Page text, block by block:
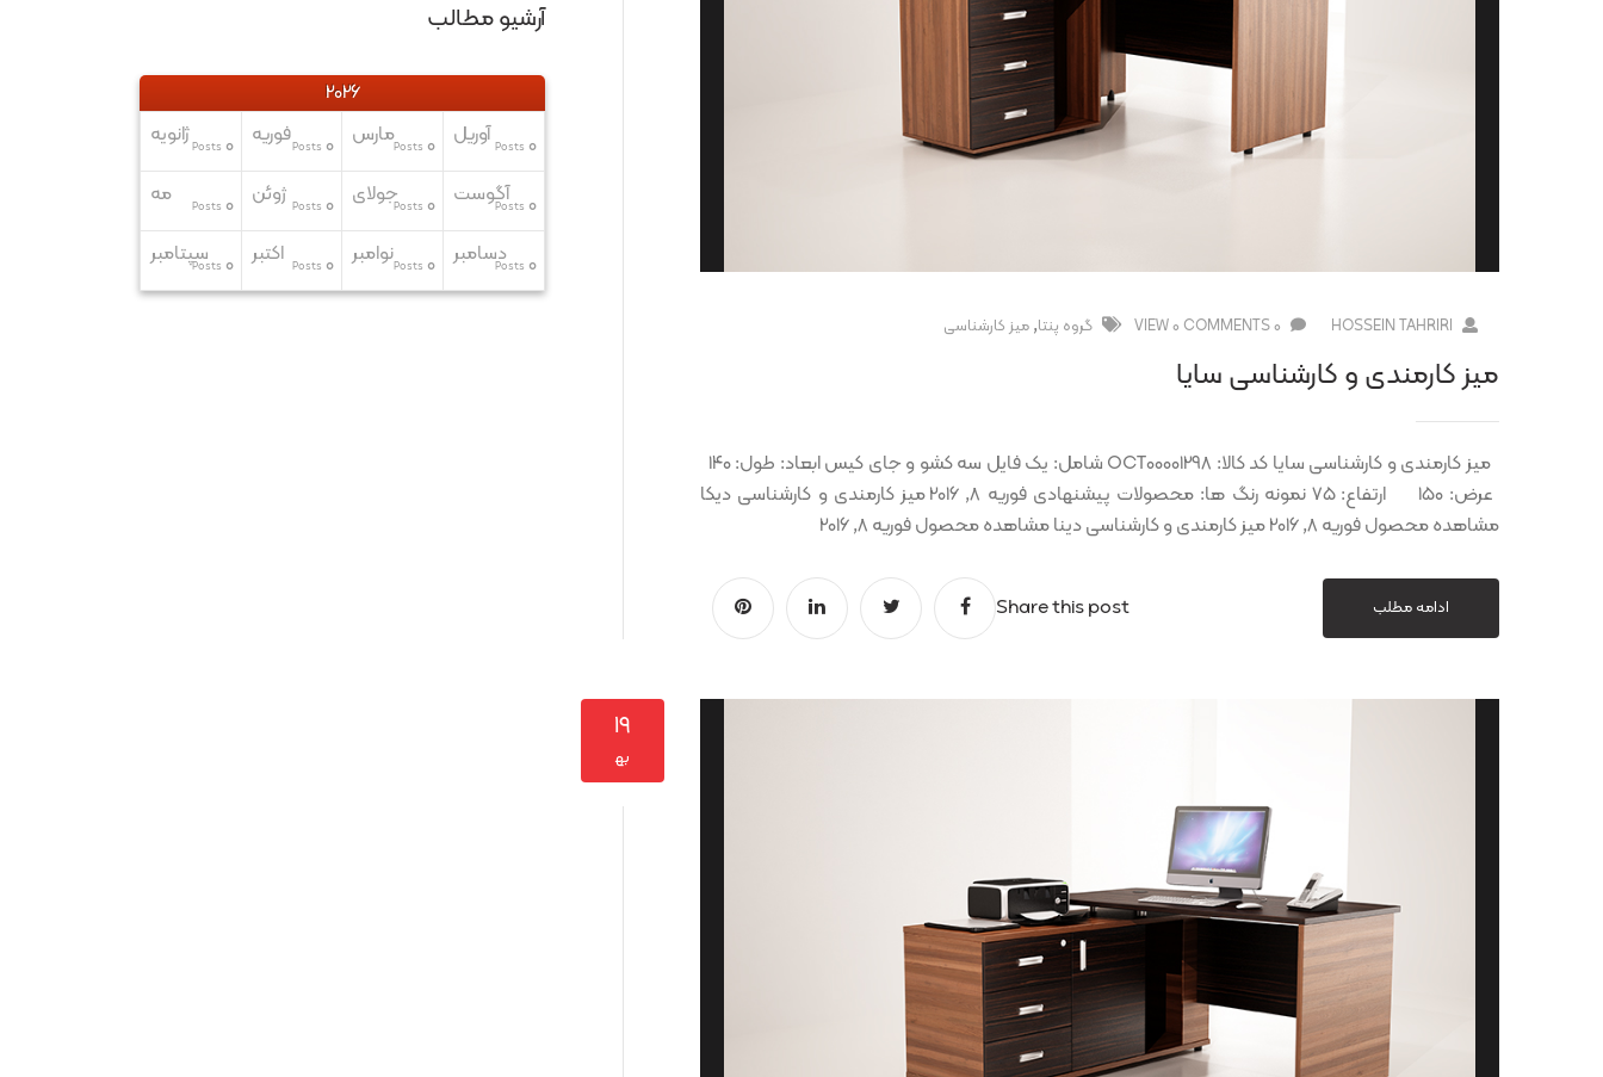
HOSSEIN TAHRIRI
0 COMMENTS
0 VIEW گروه پنتا, ميز کارشناسی
میز کارمندی و کارشناسی سایا
عرض: ۱۵۰ ارتفاع: ۷۵ نمونه رنگ ها: محصولات پیشنهادی فوریه 8, 2016 میز کارمندی و کارشناسی دیکا
مشاهده محصول فوریه 8, 2016 میز کارمندی و کارشناسی دینا مشاهده محصول فوریه 8, 2016
ادامه مطلب Share this post
۱۹
به‍
آرشیو مطالب
2026
ژانویه
0
Posts فوریه 0
Posts مارس 0
Posts آوریل 0
Posts
مه 0
Posts ژوئن 0
Posts جولای 0
Posts آگوست 0
Posts
سپتامبر 0
Posts اکتبر 0
Posts نوامبر 0
Posts دسامبر 0
Posts